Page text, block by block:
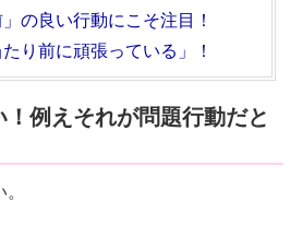
」の良い行動にこそ注目！
り前に頑張っている」！
例えそれが問題行動だと